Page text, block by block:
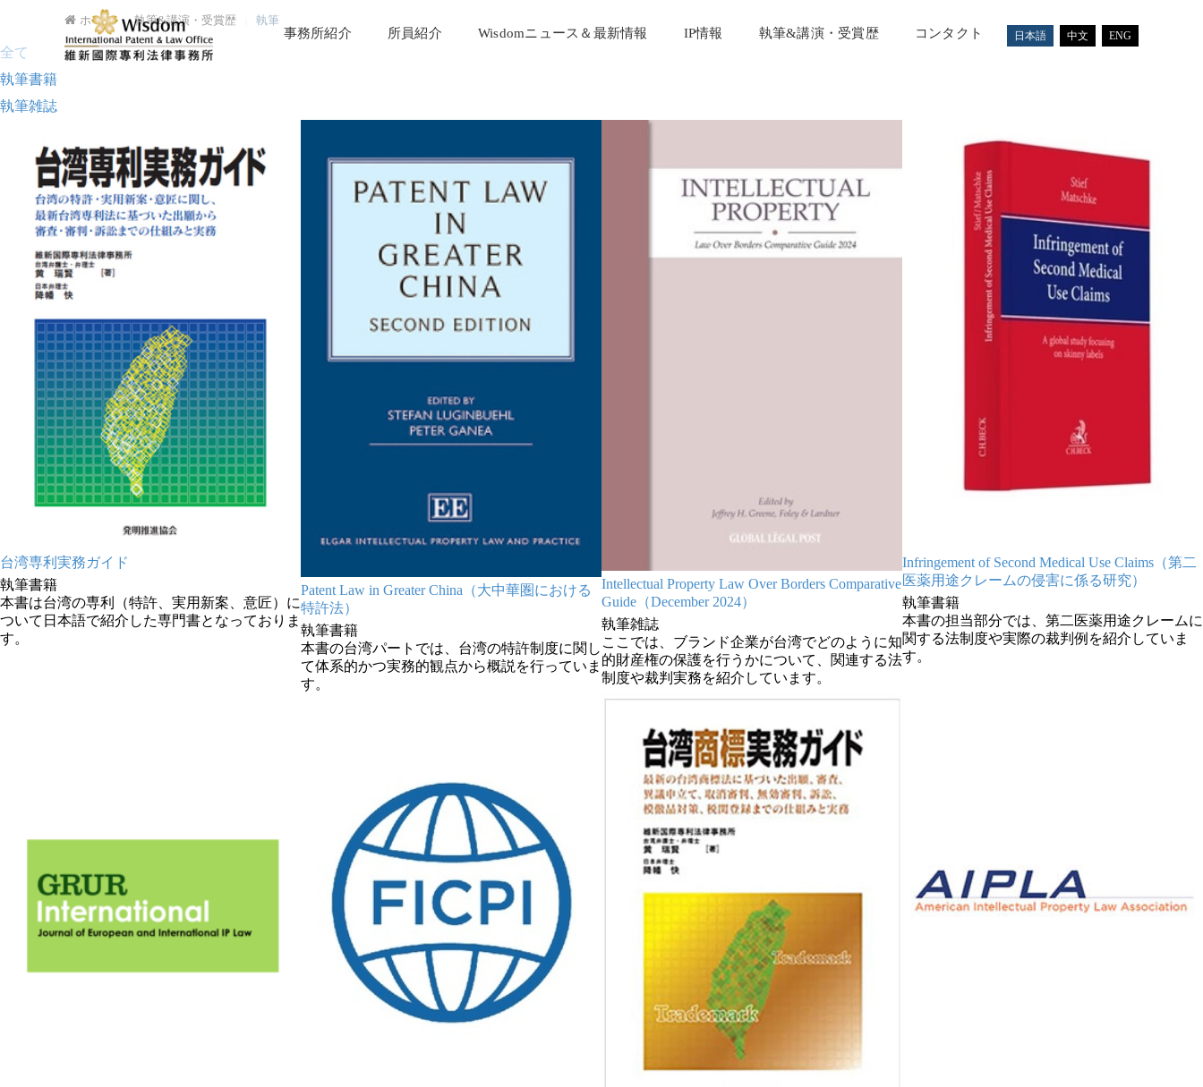
日本語 中文 ENG
事務所紹介 所員紹介 Wisdomニュース＆最新情報 IP情報 執筆&講演・受賞歴 コンタクト
ホーム 執筆&講演・受賞歴 執筆
全て
執筆書籍
執筆雑誌
台湾専利実務ガイド
執筆書籍
本書は台湾の専利（特許、実用新案、意匠）に
ついて日本語で紹介した専門書となっておりま
す。
Patent Law in Greater China（大中華圏における
特許法）
執筆書籍
本書の台湾パートでは、台湾の特許制度に関し
て体系的かつ実務的観点から概説を行っていま
す。
Intellectual Property Law Over Borders Comparative
Guide（December 2024）
執筆雑誌
ここでは、ブランド企業が台湾でどのように知
的財産権の保護を行うかについて、関連する法
制度や裁判実務を紹介しています。
Infringement of Second Medical Use Claims（第二
医薬用途クレームの侵害に係る研究）
執筆書籍
本書の担当部分では、第二医薬用途クレームに
関する法制度や実際の裁判例を紹介していま
す。